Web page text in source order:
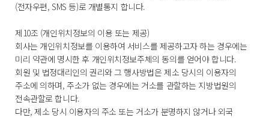
(전자우편, SMS 등)로 개별통지 합니다.
제10조 (개인위치정보의 이용 또는 제공)
회사는 개인위치정보를 이용하여 서비스를 제공하고자 하는 경우에는
미리 약관에 명시한 후 개인위치정보주체의 동의를 얻어야 합니다.
회원 및 법정대리인의 권리와 그 행사방법은 제소 당시의 이용자의
주소에 의하며, 주소가 없는 경우에는 거소를 관할하는 지방법원의
전속관할로 합니다.
다만, 제소 당시 이용자의 주소 또는 거소가 분명하지 않거나 외국